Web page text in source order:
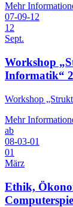
Mehr
07-09-12
12
Sept.
Workshop
Informatik“
Workshop
Mehr
ab
08-03-01
01
März
Ethik,